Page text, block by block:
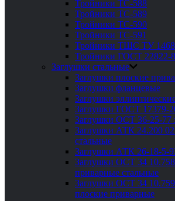
Тройники ТС-588
Тройники ТС-589
Тройники ТС-590
Тройники ТС-591
Тройники ТШС ТУ
Тройники ГОСТ 22822-
Заглушки стальные
Заглушки плоские
Заглушки фланцевые
Заглушки
Заглушки ГОСТ 17379-
Заглушки ОСТ 36-25-77
Заглушки АТК 24.200
стальные
Заглушки АТК 26-18-5-
Заглушки ОСТ 34
приварные стальные
Заглушки ОСТ 34
плоские приварные